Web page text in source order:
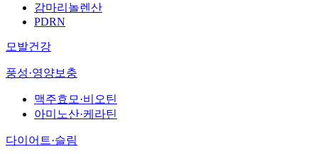
감마리놀렌산
PDRN
모발건강
풍성·영양보충
맥주효모·비오틴
아미노산·케라틴
다이어트·슬림